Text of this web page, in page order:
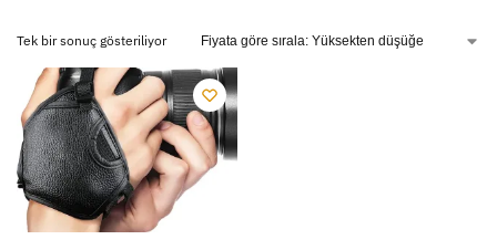
Tek bir sonuç gösteriliyor